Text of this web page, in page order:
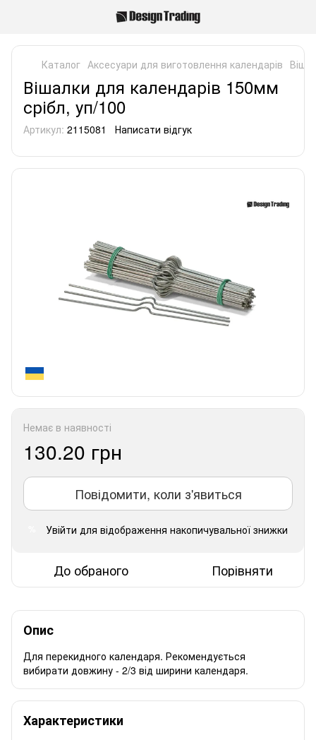
Каталог Аксесуари для виготовлення календарів
Вішалки для календарів 150мм
срібл, уп/100
Артикул: 2115081 Написати відгук
Немає в наявності
130.20 грн
Повідомити, коли з'явиться
Увійти для відображення накопичувальної знижки
До обраного Порівняти
Опис
Для перекидного календаря. Рекомендується
вибирати довжину - 2/3 від ширини календаря.
Характеристики